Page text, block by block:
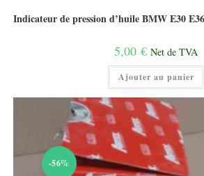
Indicateur de pression d’huile BMW E30
5,00 € Net de TVA
Ajouter au panier
-56%